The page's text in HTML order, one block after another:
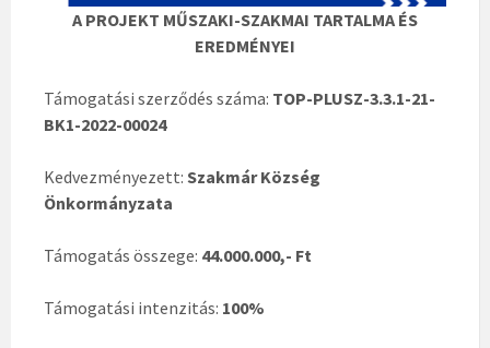
A PROJEKT MŰSZAKI-SZAKMAI TARTALMA ÉS
EREDMÉNYEI
Támogatási szerződés száma: TOP-PLUSZ-3.3.1-21-
BK1-2022-00024
Kedvezményezett: Szakmár Község
Önkormányzata
Támogatás összege: 44.000.000,- Ft
Támogatási intenzitás: 100%